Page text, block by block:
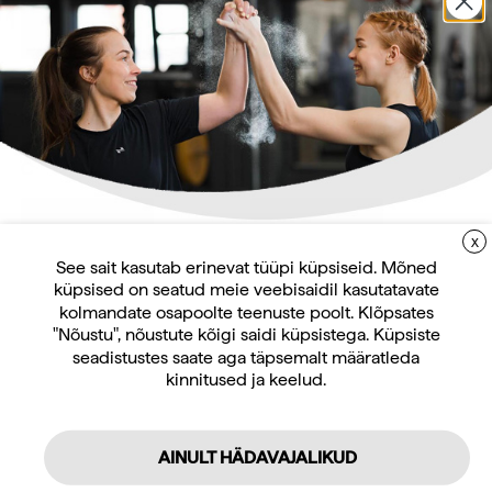
Jõuseadmed ja jõutreeningu
varustus
Matrix veloergomeeter
seljatoega Endurance LED-
Jõuseadmed ja jõutreeningu
varustus
Matrix veloergomeeter
seljatoega Endurance
PLED-C
Küsi pakkumist
X
See sait kasutab erinevat tüüpi küpsiseid. Mõned
küpsised on seatud meie veebisaidil kasutatavate
kolmandate osapoolte teenuste poolt. Klõpsates
"Nõustu", nõustute kõigi saidi küpsistega. Küpsiste
seadistustes saate aga täpsemalt määratleda
kinnitused ja keelud.
AINULT HÄDAVAJALIKUD
LIITUGE UUDISKIRJAGA
Uudiskirja tellijana saate jooksvat teavet ja
pakkumisi teid huvitavate küsimuste kohta
ning 10% allahindlust oma esimeselt veebipoe
tellimuselt.